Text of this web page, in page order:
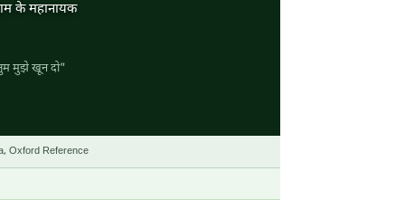
के महानायक
मुझे खून दो"
Oxford Reference